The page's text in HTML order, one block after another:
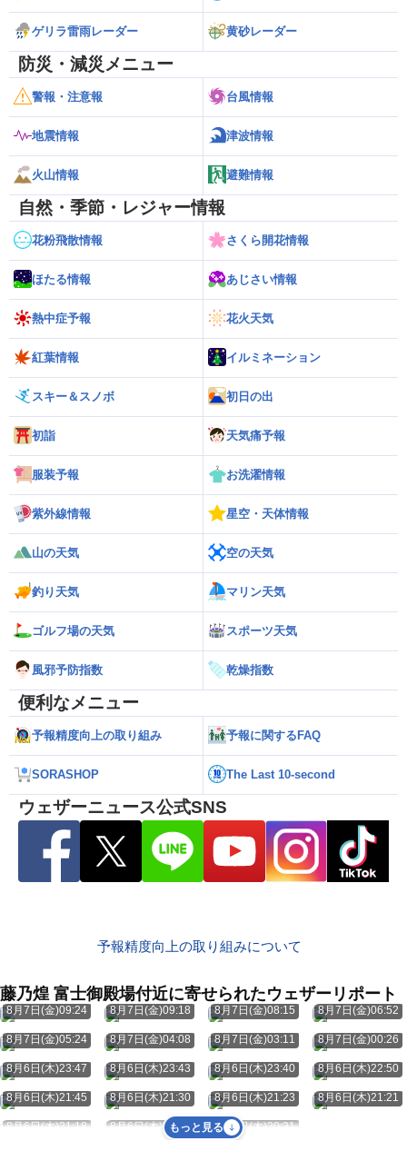
ゲリラ雷雨レーダー 黄砂レーダー
防災・減災メニュー
警報・注意報 台風情報
地震情報 津波情報
火山情報 避難情報
自然・季節・レジャー情報
花粉飛散情報 さくら開花情報
ほたる情報 あじさい情報
熱中症予報 花火天気
紅葉情報 イルミネーション
スキー＆スノボ 初日の出
初詣 天気痛予報
服装予報 お洗濯情報
紫外線情報 星空・天体情報
山の天気 空の天気
釣り天気 マリン天気
ゴルフ場の天気 スポーツ天気
風邪予防指数 乾燥指数
便利なメニュー
予報精度向上の取り組み 予報に関するFAQ
SORASHOP The Last 10-second
ウェザーニュース公式SNS
予報精度向上の取り組みについて
藤乃煌 富士御殿場付近に寄せられたウェザーリポート
8月7日(金)09:24 8月7日(金)09:18 8月7日(金)08:15 8月7日(金)06:52
8月7日(金)05:24 8月7日(金)04:08 8月7日(金)03:11 8月7日(金)00:26
8月6日(木)23:47 8月6日(木)23:43 8月6日(木)23:40 8月6日(木)22:50
8月6日(木)21:45 8月6日(木)21:30 8月6日(木)21:23 8月6日(木)21:21
8月6日(木)21:18 8月6日(木)20:52 8月6日(木)20:31
もっと見る